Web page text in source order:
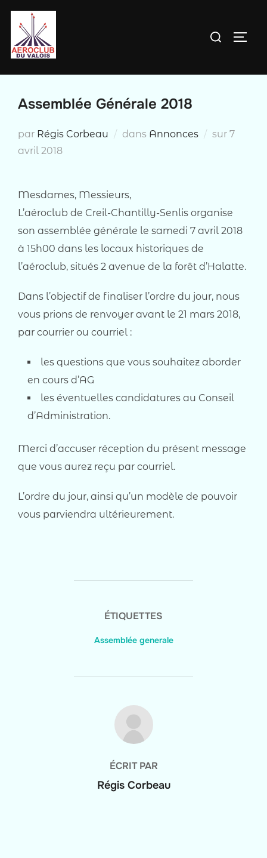
contenu
Rechercher :
Assemblée Générale 2018
par Régis Corbeau dans Annonces sur Publié
7
avril 2018
Mesdames, Messieurs,
L’aéroclub de Creil-Chantilly-Senlis organise
son assemblée générale le samedi 7 avril 2018
à 15h00 dans les locaux historiques de
l’aéroclub, situés 2 avenue de la forêt d’Halatte.
Dans l’objectif de finaliser l’ordre du jour, nous
vous prions de renvoyer avant le 21 mars 2018,
par courrier ou courriel :
les questions que vous souhaitez aborder
en cours d’AG
les éventuelles candidatures au Conseil
d’Administration.
Merci d’accuser réception du présent message
que vous aurez reçu par courriel.
L’ordre du jour, ainsi qu’un modèle de pouvoir
vous parviendra ultérieurement.
ÉTIQUETTES
Assemblée generale
AUTEUR DE LA PUBLICATION
ÉCRIT PAR
Régis Corbeau